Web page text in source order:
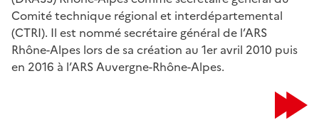
Comité technique régional et interdépartemental
(CTRI). Il est nommé secrétaire général de l’ARS
Rhône-Alpes lors de sa création au 1er avril 2010 puis
en 2016 à l’ARS Auvergne-Rhône-Alpes.